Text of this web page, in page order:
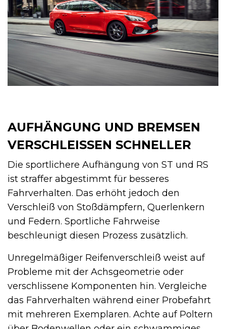
AUFHÄNGUNG UND BREMSEN
VERSCHLEISSEN SCHNELLER
Die sportlichere Aufhängung von ST und RS
ist straffer abgestimmt für besseres
Fahrverhalten. Das erhöht jedoch den
Verschleiß von Stoßdämpfern, Querlenkern
und Federn. Sportliche Fahrweise
beschleunigt diesen Prozess zusätzlich.
Unregelmäßiger Reifenverschleiß weist auf
Probleme mit der Achsgeometrie oder
verschlissene Komponenten hin. Vergleiche
das Fahrverhalten während einer Probefahrt
mit mehreren Exemplaren. Achte auf Poltern